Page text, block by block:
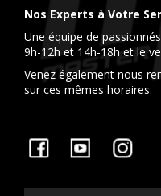
Nos Experts à Votre
Une équipe de
9h-12h et 14h-18h et le
Venez également nous
sur ces mêmes horaires.
Facebook YouTube